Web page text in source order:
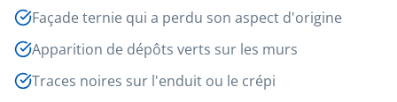
Façade ternie qui a perdu son aspect d'origine
Apparition de dépôts verts sur les murs
Traces noires sur l'enduit ou le crépi